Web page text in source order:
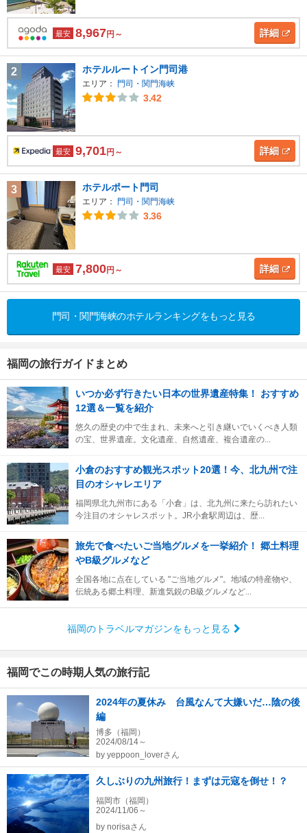
最安 8,967円～ 詳細
2 ホテルルートイン門司港
エリア： 門司・関門海峡
3.42
最安 9,701円～ 詳細
3 ホテルポート門司
エリア： 門司・関門海峡
3.36
最安 7,800円～ 詳細
門司・関門海峡のホテルランキングをもっと見る
福岡の旅行ガイドまとめ
いつか必ず行きたい日本の世界遺産特集！ おすすめ
12選＆一覧を紹介
悠久の歴史の中で生まれ、未来へと引き継いでいくべき人類
の宝、世界遺産。文化遺産、自然遺産、複合遺産の...
小倉のおすすめ観光スポット20選！今、北九州で注
目のオシャレエリア
福岡県北九州市にある「小倉」は、北九州に来たら訪れたい
今注目のオシャレスポット。JR小倉駅周辺は、歴...
旅先で食べたいご当地グルメを一挙紹介！ 郷土料理
やB級グルメなど
全国各地に点在している "ご当地グルメ"。地域の特産物や、
伝統ある郷土料理、新進気鋭のB級グルメなど...
福岡のトラベルマガジンをもっと見る
福岡でこの時期人気の旅行記
2024年の夏休み 台風なんて大嫌いだ…陰の後
編
博多（福岡）
2024/08/14～
by yeppoon_loverさん
久しぶりの九州旅行！まずは元寇を倒せ！？
福岡市（福岡）
2024/11/06～
by norisaさん